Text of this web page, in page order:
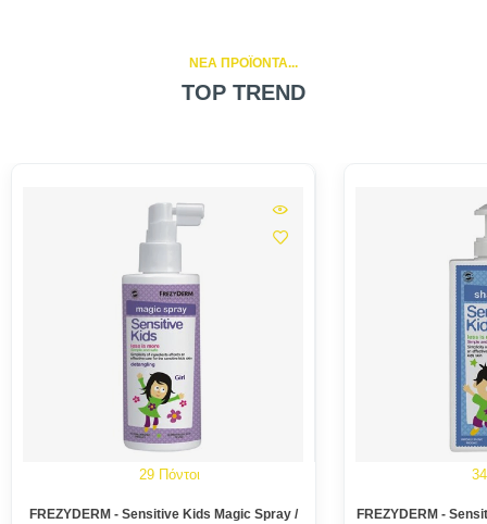
NEA ΠΡΟΪΟΝΤΑ...
TOP TREND
29 Πόντοι
FREZYDERM - Sensitive Kids Magic Spray /
FREZYDERM -